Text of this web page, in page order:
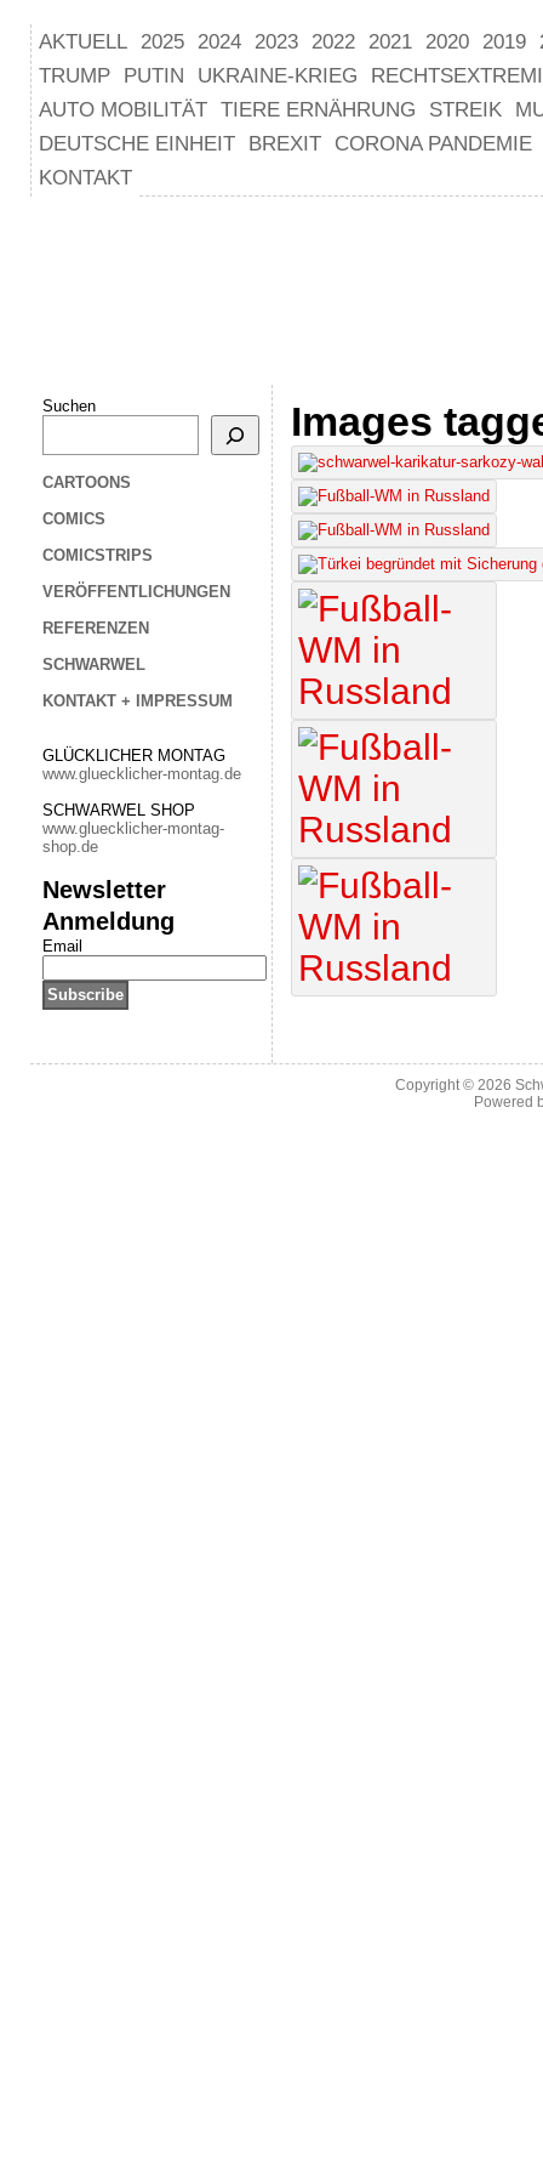
AKTUELL 2025 2024 2023 2022 2021 2020 2019
TRUMP
PUTIN UKRAINE-KRIEG
AUTO MOBILITÄT TIERE ERNÄHRUNG STREIK
DEUTSCHE EINHEIT
BREXIT
CORONA PANDEMIE
KONTAKT
Suchen
CARTOONS
COMICS
COMICSTRIPS
VERÖFFENTLICHUNGEN
REFERENZEN
SCHWARWEL
KONTAKT + IMPRESSUM
GLÜCKLICHER MONTAG
www.gluecklicher-montag.de
SCHWARWEL SHOP
www.gluecklicher-montag-
shop.de
Newsletter
Anmeldung
Email
Images
Copyright © 2026
Powered